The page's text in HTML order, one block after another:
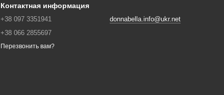
Контактная информация
+38 097 3351941
+38 066 2855697
Перезвонить вам?
donnabella.info@ukr.net